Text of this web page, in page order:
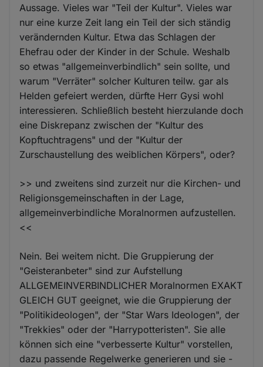
Aussage. Vieles war "Teil der Kultur". Vieles war
nur eine kurze Zeit lang ein Teil der sich ständig
verändernden Kultur. Etwa das Schlagen der
Ehefrau oder der Kinder in der Schule. Weshalb
so etwas "allgemeinverbindlich" sein sollte, und
warum "Verräter" solcher Kulturen teilw. gar als
Helden gefeiert werden, dürfte Herr Gysi wohl
interessieren. Schließlich besteht hierzulande doch
eine Diskrepanz zwischen der "Kultur des
Kopftuchtragens" und der "Kultur der
Zurschaustellung des weiblichen Körpers", oder?
>> und zweitens sind zurzeit nur die Kirchen- und
Religionsgemeinschaften in der Lage,
allgemeinverbindliche Moralnormen aufzustellen.
<<
Nein. Bei weitem nicht. Die Gruppierung der
"Geisteranbeter" sind zur Aufstellung
ALLGEMEINVERBINDLICHER Moralnormen EXAKT
GLEICH GUT geeignet, wie die Gruppierung der
"Politikideologen", der "Star Wars Ideologen", der
"Trekkies" oder der "Harrypotteristen". Sie alle
können sich eine "verbesserte Kultur" vorstellen,
dazu passende Regelwerke generieren und sie -